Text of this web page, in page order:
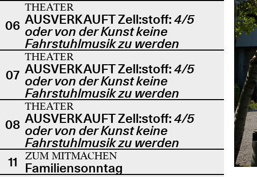
06
THEATER
AUSVERKAUFT Zell:stoff: 4/5
oder von der Kunst keine
Fahrstuhlmusik zu werden
07
THEATER
AUSVERKAUFT Zell:stoff: 4/5
oder von der Kunst keine
Fahrstuhlmusik zu werden
08
THEATER
AUSVERKAUFT Zell:stoff: 4/5
oder von der Kunst keine
Fahrstuhlmusik zu werden
11
ZUM MITMACHEN
Familiensonntag